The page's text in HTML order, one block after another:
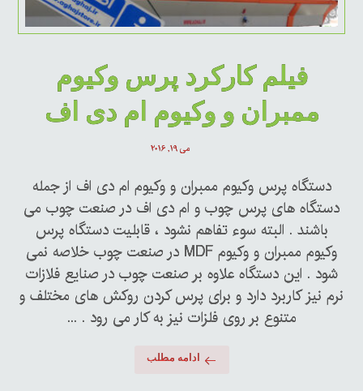
فیلم کارکرد پرس وکیوم
ممبران و وکیوم ام دی اف
می ۱۹, ۲۰۱۶
دستگاه پرس وکیوم ممبران و وکیوم ام دی اف از جمله
دستگاه های پرس چوب و ام دی اف در صنعت چوب می
باشند . البته سوء تفاهم نشود ، قابلیت دستگاه پرس
وکیوم ممبران و وکیوم MDF در صنعت چوب خلاصه نمی
شود . این دستگاه علاوه بر صنعت چوب در صنایع فلازات
نرم نیز کاربرد دارد و برای پرس کردن روکش های مختلف و
متنوع بر روی فلزات نیز به کار می رود . ...
ادامه مطلب